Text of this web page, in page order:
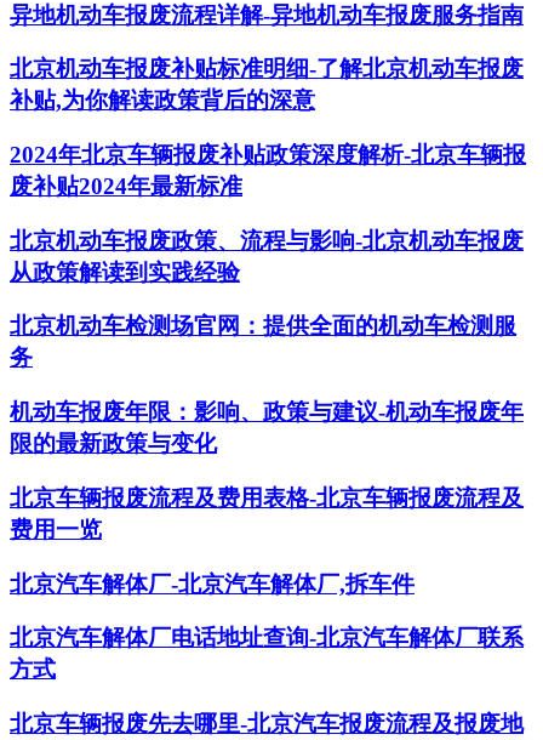
异地机动车报废流程详解-异地机动车报废服务指南
北京机动车报废补贴标准明细-了解北京机动车报废
补贴,为你解读政策背后的深意
2024年北京车辆报废补贴政策深度解析-北京车辆报
废补贴2024年最新标准
北京机动车报废政策、流程与影响-北京机动车报废
从政策解读到实践经验
北京机动车检测场官网：提供全面的机动车检测服
务
机动车报废年限：影响、政策与建议-机动车报废年
限的最新政策与变化
北京车辆报废流程及费用表格-北京车辆报废流程及
费用一览
北京汽车解体厂-北京汽车解体厂,拆车件
北京汽车解体厂电话地址查询-北京汽车解体厂联系
方式
北京车辆报废先去哪里-北京汽车报废流程及报废地